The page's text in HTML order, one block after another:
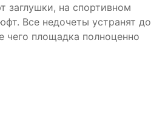
заглушки, на спортивном
Все недочеты устранят до
чего площадка полноценно